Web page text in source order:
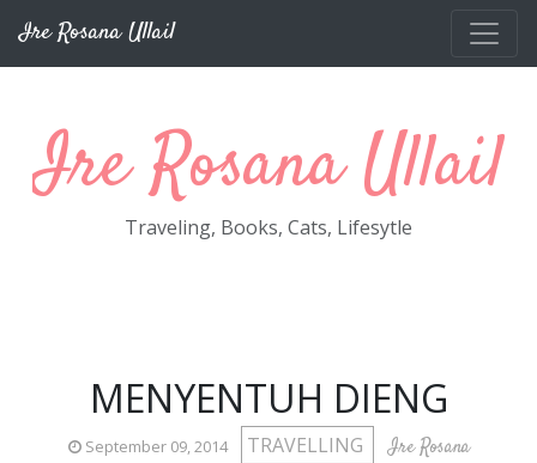
Ire Rosana Ullail
Ire Rosana Ullail
Traveling, Books, Cats, Lifesytle
MENYENTUH DIENG
September 09, 2014 TRAVELLING
Ire Rosana